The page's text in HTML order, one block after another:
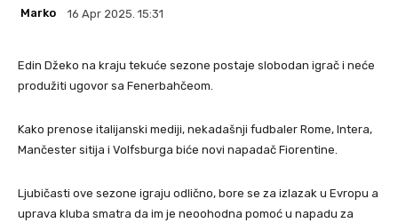
Marko 16 Apr 2025. 15:31
Edin Džeko na kraju tekuće sezone postaje slobodan igrač i neće
produžiti ugovor sa Fenerbahčeom.
Kako prenose italijanski mediji, nekadašnji fudbaler Rome, Intera,
Mančester sitija i Volfsburga biće novi napadač Fiorentine.
Ljubičasti ove sezone igraju odlično, bore se za izlazak u Evropu a
uprava kluba smatra da im je neoohodna pomoć u napadu za